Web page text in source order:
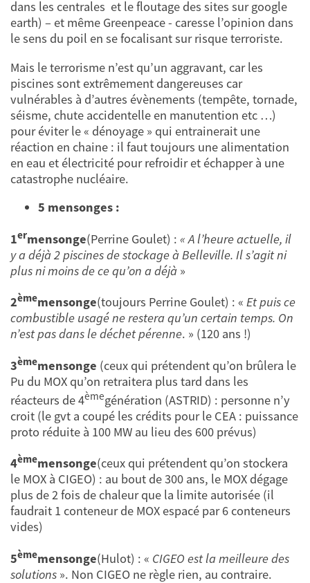
dans les centrales et le floutage des sites sur google
earth) – et même Greenpeace - caresse l’opinion dans
le sens du poil en se focalisant sur risque terroriste.
Mais le terrorisme n’est qu’un aggravant, car les
piscines sont extrêmement dangereuses car
vulnérables à d’autres évènements (tempête, tornade,
séisme, chute accidentelle en manutention etc …)
pour éviter le « dénoyage » qui entrainerait une
réaction en chaine : il faut toujours une alimentation
en eau et électricité pour refroidir et échapper à une
catastrophe nucléaire.
5 mensonges :
1ermensonge(Perrine Goulet) : « A l’heure actuelle, il
y a déjà 2 piscines de stockage à Belleville. Il s’agit ni
plus ni moins de ce qu’on a déjà »
2èmemensonge(toujours Perrine Goulet) : « Et puis ce
combustible usagé ne restera qu’un certain temps. On
n’est pas dans le déchet pérenne. » (120 ans !)
3èmemensonge (ceux qui prétendent qu’on brûlera le
Pu du MOX qu’on retraitera plus tard dans les
réacteurs de 4èmegénération (ASTRID) : personne n’y
croit (le gvt a coupé les crédits pour le CEA : puissance
proto réduite à 100 MW au lieu des 600 prévus)
4èmemensonge(ceux qui prétendent qu’on stockera
le MOX à CIGEO) : au bout de 300 ans, le MOX dégage
plus de 2 fois de chaleur que la limite autorisée (il
faudrait 1 conteneur de MOX espacé par 6 conteneurs
vides)
5èmemensonge(Hulot) : « CIGEO est la meilleure des
solutions ». Non CIGEO ne règle rien, au contraire.